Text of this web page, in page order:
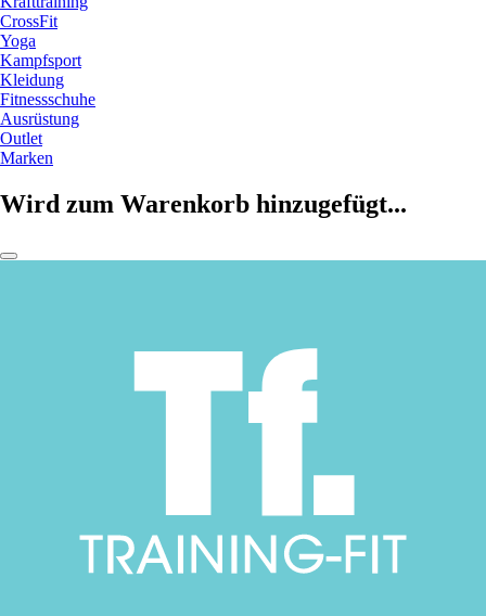
CrossFit
Yoga
Kampfsport
Kleidung
Fitnessschuhe
Ausrüstung
Outlet
Marken
Wird zum Warenkorb hinzugefügt...